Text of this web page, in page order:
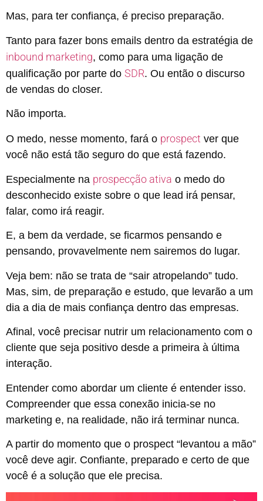
Mas, para ter confiança, é preciso preparação.
Tanto para fazer bons emails dentro da estratégia de
inbound marketing, como para uma ligação de
qualificação por parte do SDR. Ou então o discurso
de vendas do closer.
Não importa.
O medo, nesse momento, fará o prospect ver que
você não está tão seguro do que está fazendo.
Especialmente na prospecção ativa o medo do
desconhecido existe sobre o que lead irá pensar,
falar, como irá reagir.
E, a bem da verdade, se ficarmos pensando e
pensando, provavelmente nem sairemos do lugar.
Veja bem: não se trata de “sair atropelando” tudo.
Mas, sim, de preparação e estudo, que levarão a um
dia a dia de mais confiança dentro das empresas.
Afinal, você precisar nutrir um relacionamento com o
cliente que seja positivo desde a primeira à última
interação.
Entender como abordar um cliente é entender isso.
Compreender que essa conexão inicia-se no
marketing e, na realidade, não irá terminar nunca.
A partir do momento que o prospect “levantou a mão”
você deve agir. Confiante, preparado e certo de que
você é a solução que ele precisa.